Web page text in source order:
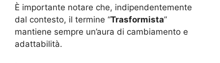
È importante notare che, indipendentemente
dal contesto, il termine “Trasformista”
mantiene sempre un’aura di cambiamento e
adattabilità.